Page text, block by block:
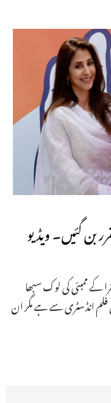
بن گئیں۔ ویڈیو
کے ممبئی کی لوک سبھا
فلم انڈسٹری سے ہے مگر ان